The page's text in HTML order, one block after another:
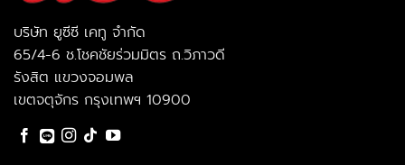
บริษัท ยูซีซี เคทู จำกัด
65/4-6 ช.โชคชัยร่วมมิตร ถ.วิภาวดี
รังสิต แขวงจอมพล
เขตจตุจักร กรุงเทพฯ 10900